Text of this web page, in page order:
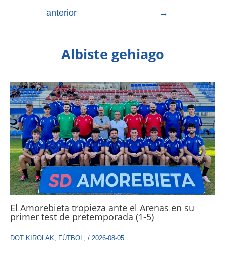
anterior
→
Albiste gehiago
El Amorebieta tropieza ante el Arenas en su
primer test de pretemporada (1-5)
DOT KIROLAK FÚTBOL / 2026-08-05